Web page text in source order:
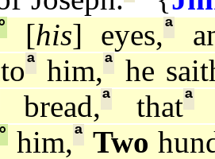
[his] eyes,ª
ª him,ª he
bread,ª thatª
° him,ª Two